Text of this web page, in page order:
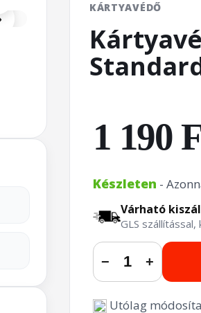
KÁRTYAVÉDŐ
1 190
Készleten -
Várható
GLS
− +
Utólag